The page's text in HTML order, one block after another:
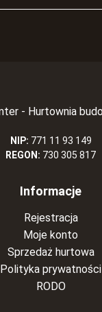
NIP: 771 11 93 149
REGON: 730 305 817
Informacje
Rejestracja
Moje konto
Sprzedaż hurtowa
Polityka prywatności
RODO